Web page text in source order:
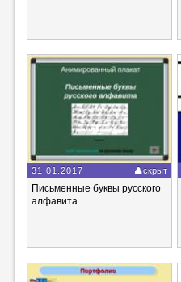
31.01.2017 скрыт
Письменные буквы русского
алфавита